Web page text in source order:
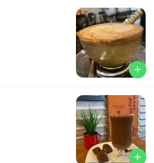
add
add